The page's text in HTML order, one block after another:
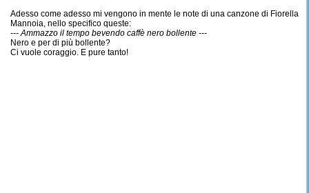
Adesso come adesso mi vengono in mente le note di una canzone di Fiorella
Mannoia, nello specifico queste:
--- Ammazzo il tempo bevendo caffè nero bollente ---
Nero e per di più bollente?
Ci vuole coraggio. E pure tanto!